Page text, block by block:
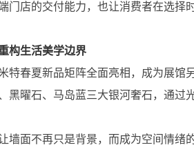
门店的交付能力，也让消费者在选择
构生活美学边界
特春夏新品矩阵全面亮相，成为展馆
黑曜石、马岛蓝三大银河奢石，通过
墙面不再只是背景，而成为空间情